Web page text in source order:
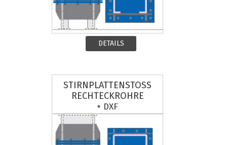
DETAILS
STIRNPLATTENSTOSS
RECHTECKROHRE
+ DXF